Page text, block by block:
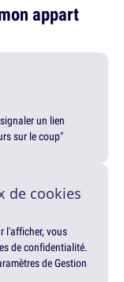
appart
un lien
sur le coup"
de cookies
l'afficher, vous
de confidentialité.
de Gestion